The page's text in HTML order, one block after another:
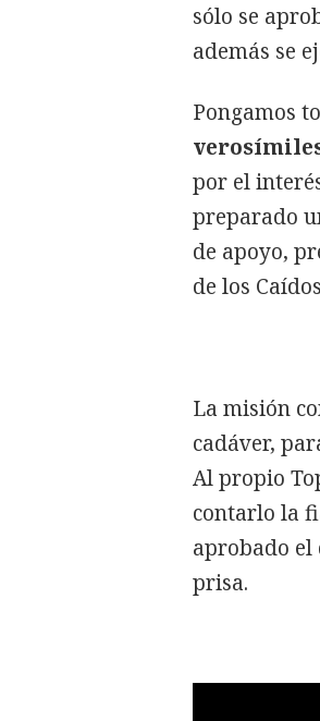
sólo se
además se
Pongamos
por el
preparado
de apoyo,
de los
La misión
cadáver,
Al propio
contarlo la
aprobado
prisa.